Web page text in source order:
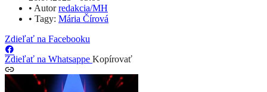
• Autorredakcia/MH
• Tagy: Mária Čírová
Zdieľať na Facebooku
Zdieľať na Whatsappe Kopírovať